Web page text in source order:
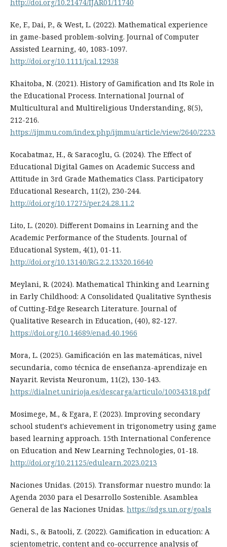
http://doi.org/10.21474/IJAR01/11740
Ke, F., Dai, P., & West, L. (2022). Mathematical experience
in game-based problem-solving. Journal of Computer
Assisted Learning, 40, 1083-1097.
http://doi.org/10.1111/jcal.12938
Khaitoba, N. (2021). History of Gamification and Its Role in
the Educational Process. International Journal of
Multicultural and Multireligious Understanding, 8(5),
212-216.
https://ijmmu.com/index.php/ijmmu/article/view/2640/2233
Kocabatmaz, H., & Saracoglu, G. (2024). The Effect of
Educational Digital Games on Academic Success and
Attitude in 3rd Grade Mathematics Class. Participatory
Educational Research, 11(2), 230-244.
http://doi.org/10.17275/per.24.28.11.2
Lito, L. (2020). Different Domains in Learning and the
Academic Performance of the Students. Journal of
Educational System, 4(1), 01-11.
http://doi.org/10.13140/RG.2.2.13320.16640
Meylani, R. (2024). Mathematical Thinking and Learning
in Early Childhood: A Consolidated Qualitative Synthesis
of Cutting-Edge Research Literature. Journal of
Qualitative Research in Education, (40), 82-127.
https://doi.org/10.14689/enad.40.1966
Mora, L. (2025). Gamificación en las matemáticas, nivel
secundaria, como técnica de enseñanza-aprendizaje en
Nayarit. Revista Neuronum, 11(2), 130-143.
https://dialnet.unirioja.es/descarga/articulo/10034318.pdf
Mosimege, M., & Egara, F. (2023). Improving secondary
school student's achievement in trigonometry using game
based learning approach. 15th International Conference
on Education and New Learning Technologies, 01-18.
http://doi.org/10.21125/edulearn.2023.0213
Naciones Unidas. (2015). Transformar nuestro mundo: la
Agenda 2030 para el Desarrollo Sostenible. Asamblea
General de las Naciones Unidas. https://sdgs.un.org/goals
Nadi, S., & Batooli, Z. (2022). Gamification in education: A
scientometric, content and co-occurrence analysis of